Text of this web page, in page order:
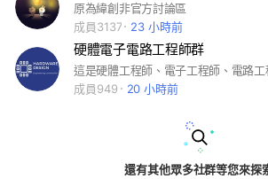
原為緯創非官方討論區
成員3137
23 小時前
硬體電子電路工程師群
成員949
20 小時前
還有其他眾多社群等您來探